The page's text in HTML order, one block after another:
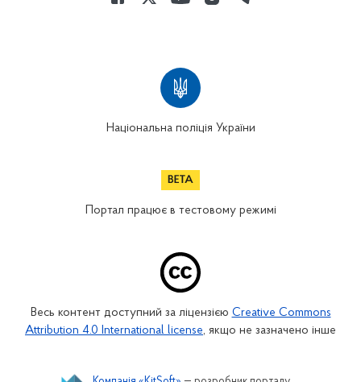
Національна поліція України
Портал працює в тестовому режимі
Весь контент доступний за ліцензією Creative Commons
Attribution 4.0 International license, якщо не зазначено інше